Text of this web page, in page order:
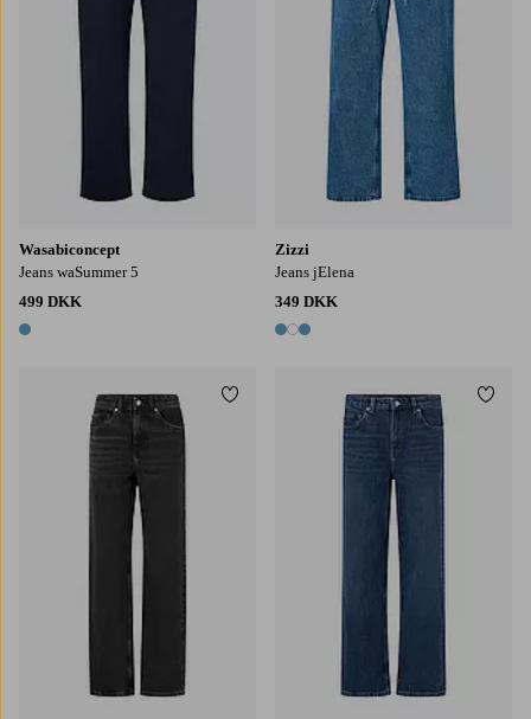
Wasabiconcept
Jeans waSummer 5
499 DKK
1 farve
Zizzi
Jeans jElena
349 DKK
3 farver
Tilføj til favoritter
44